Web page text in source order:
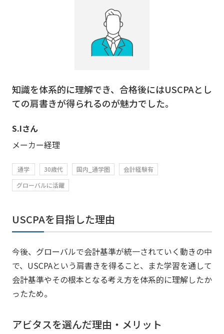
知識を体系的に理解でき、合格後にはUSCPAとし
ての肩書きが得られるのが魅力でした。
S.Iさん
メーカー経理
通学 30歳代 国内_通学圏
会計経験有
グローバルに活躍
USCPAを目指した理由
今後、グローバルで会計基準が統一されていく動きの中
で、USCPAという肩書きを得ること、また学習を通して
会計基準やその根本となる考え方を体系的に理解したか
ったため。
アビタスを選んだ理由・メリット